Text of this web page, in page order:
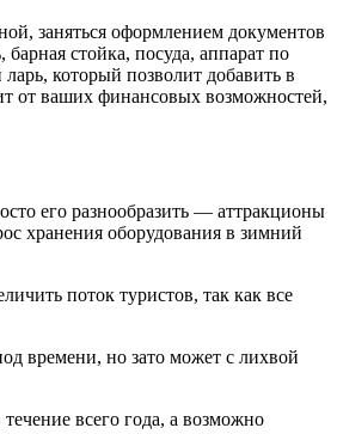
заняться оформлением документов
стойка, посуда, аппарат по
который позволит добавить в
от ваших финансовых возможностей,
его разнообразить — аттракционы
хранения оборудования в зимний
поток туристов, так как все
времени, но зато может с лихвой
всего года, а возможно